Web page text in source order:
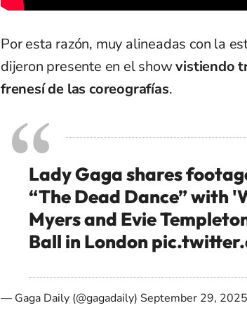
Por esta razón, muy alineadas con la
dijeron presente en el showvistiendo
frenesí de las coreografías.
Lady Gaga shares
“The Dead Dance” with
Myers and Evie
Ball in London
— Gaga Daily (@gagadaily) September 29, 2025